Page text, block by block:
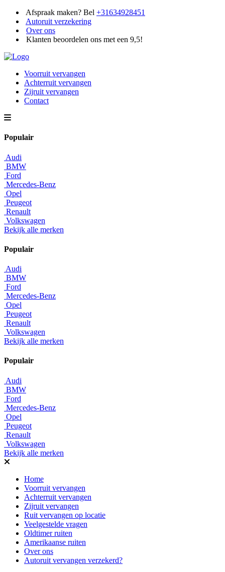
Afspraak maken? Bel +31634928451
Autoruit verzekering
Over ons
Klanten beoordelen ons met een 9,5!
Voorruit vervangen
Achterruit vervangen
Zijruit vervangen
Contact
Populair
Audi
BMW
Ford
Mercedes-Benz
Opel
Peugeot
Renault
Volkswagen
Bekijk alle merken
Populair
Audi
BMW
Ford
Mercedes-Benz
Opel
Peugeot
Renault
Volkswagen
Bekijk alle merken
Populair
Audi
BMW
Ford
Mercedes-Benz
Opel
Peugeot
Renault
Volkswagen
Bekijk alle merken
Home
Voorruit vervangen
Achterruit vervangen
Zijruit vervangen
Ruit vervangen op locatie
Veelgestelde vragen
Oldtimer ruiten
Amerikaanse ruiten
Over ons
Autoruit vervangen verzekerd?